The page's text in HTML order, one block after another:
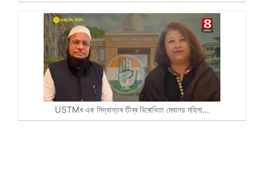
USTMৰ এক সিদ্ধান্তৰ তীব্ৰ বিৰোধিতা মেঘালয় মহিলা…